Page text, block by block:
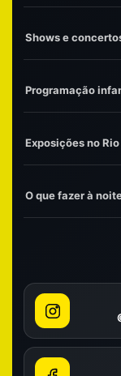
Shows e
Programação
Exposições no Rio
O que fazer à